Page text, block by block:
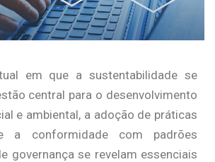
em que a sustentabilidade se
central para o desenvolvimento
e ambiental, a adoção de práticas
a conformidade com padrões
governança se revelam essenciais